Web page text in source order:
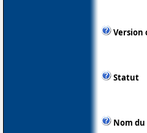
Version
Statut
Nom